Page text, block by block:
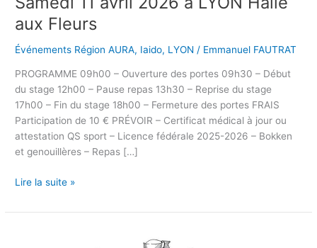
aux Fleurs
Événements Région AURA, Iaido, LYON / Emmanuel FAUTRAT
PROGRAMME 09h00 – Ouverture des portes 09h30 – Début
du stage 12h00 – Pause repas 13h30 – Reprise du stage
17h00 – Fin du stage 18h00 – Fermeture des portes FRAIS
Participation de 10 € PRÉVOIR – Certificat médical à jour ou
attestation QS sport – Licence fédérale 2025-2026 – Bokken
et genouillères – Repas […]
Lire la suite »